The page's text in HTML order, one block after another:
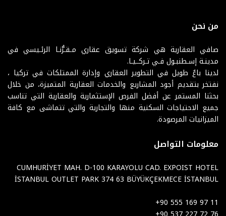
من نحن
صافي العقارية هي شركة تسويق عقاري مـقـرُّنـا الرئـيسي في
مدينـة إسـطنبـول فـي تـركــيـا.
لدينا باعٌ طويل في التطوير العقاري وإدارة الممتلكات في تركيا ،
نفتخر بتقديم أجود المشاريع والخدمات العقارية المتميزة، من خلال
بحثنا المستمر عن أفضل الفرص الإستثمارية والعقارية التي تناسب
جميع الاحتياجات السكنية منها والتجارية والتي تتماشى مع كافة
الميزانيات المرصودة.
معلومات التواصل
CUMHURİYET MAH. D-100 KARAYOLU CAD. EXPOIST HOTEL
İSTANBUL OUTLET PARK 374 63 BÜYÜKÇEKMECE İSTANBUL
+90 555 169 97 11